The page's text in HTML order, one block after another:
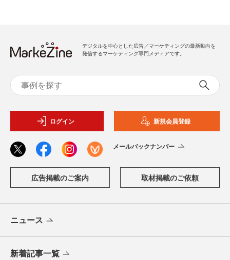
デジタルを中心とした広告／マーケティングの最新動向を
発信するマーケティング専門メディアです。
ログイン 新規会員登録
メールバックナンバー
広告掲載のご案内 取材掲載のご依頼
ニュース
新着記事一覧